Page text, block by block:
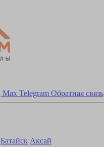
Max Telegram Обратная связь
Батайск Аксай